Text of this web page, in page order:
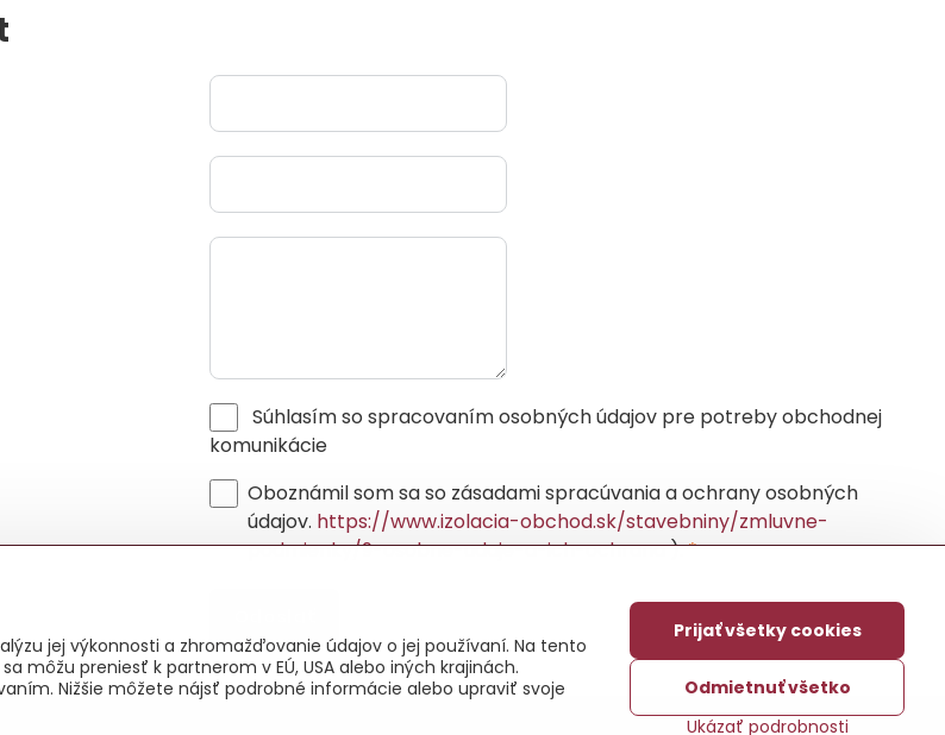
komunikácie
Oboznámil som sa so zásadami spracúvania a ochrany osobných
údajov. https://www.izolacia-obchod.sk/stavebniny/zmluvne-
podmienky/9-osobne-udaje-a-ich-ochrana).*
jej výkonnosti a zhromažďovanie údajov o jej používaní. Na tento
preniesť k partnerom v EÚ, USA alebo iných krajinách.
Nižšie môžete nájsť podrobné informácie alebo upraviť svoje
Ukázať podrobnosti
Prijať všetky cookies
Odmietnuť všetko